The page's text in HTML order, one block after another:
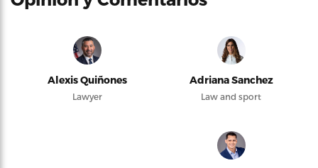
Alexis Quiñones
Lawyer
Adriana Sanchez
Law and sport